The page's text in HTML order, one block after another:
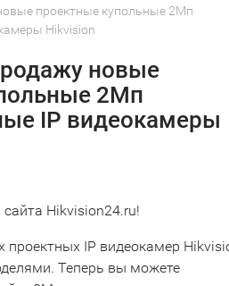
проектные купольные 2Мп
Hikvision
новые
2Мп
IP видеокамеры
Hikvision24.ru!
проектных IP видеокамер
Теперь вы можете